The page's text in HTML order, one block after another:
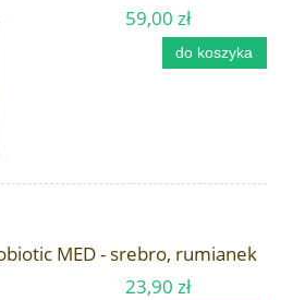
59,00 zł
do koszyka
MED - srebro, rumianek
23,90 zł